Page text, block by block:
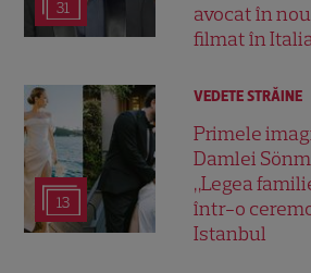
31
avocat în
filmat în
13
VEDETE STRĂINE
Primele
Damlei
„Legea
într-o
Istanbul